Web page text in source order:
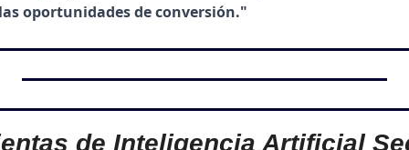
oportunidades de conversión."
de Inteligencia Artificial